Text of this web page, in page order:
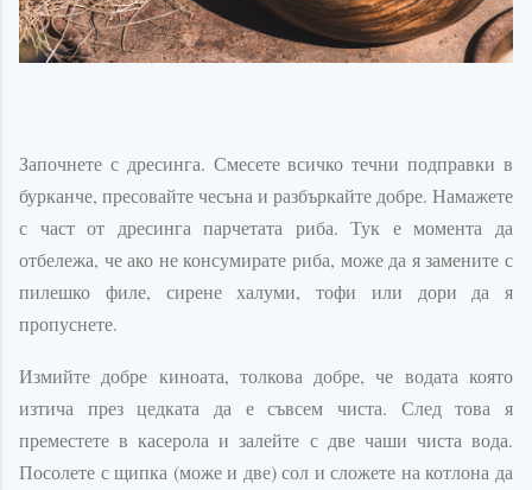
Започнете с дресинга. Смесете всичко течни подправки в
бурканче, пресовайте чесъна и разбъркайте добре. Намажете
с част от дресинга парчетата риба. Тук е момента да
отбележа, че ако не консумирате риба, може да я замените с
пилешко филе, сирене халуми, тофи или дори да я
пропуснете.
Измийте добре киноата, толкова добре, че водата която
изтича през цедката да е съвсем чиста. След това я
преместете в касерола и залейте с две чаши чиста вода.
Посолете с щипка (може и две) сол и сложете на котлона да